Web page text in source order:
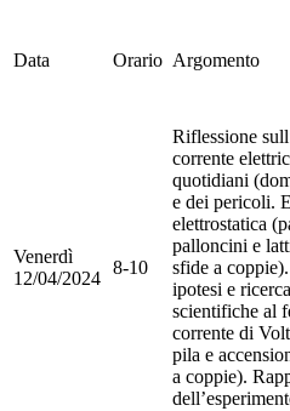
Data Orario Argomento
Venerdì
12/04/2024
8-10
Riflessione
corrente
quotidiani
e dei pericoli.
elettrostatica
palloncini e
sfide a
ipotesi e
scientifiche al
corrente di
pila e
a coppie).